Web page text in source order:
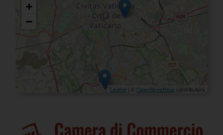
+
−
Leaflet | © OpenStreetMapcontributors